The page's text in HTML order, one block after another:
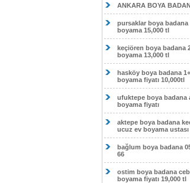
ANKARA BOYA
pursaklar boya badana
boyama 15,000 tl
keçiören boya badana
boyama 13,000 tl
hasköy boya badana
boyama fiyatı 10,000tl
ufuktepe boya badana
boyama fiyatı
aktepe boya badana
ucuz ev boyama ustası
bağlum boya badana
66
ostim boya badana
boyama fiyatı 19,000 tl